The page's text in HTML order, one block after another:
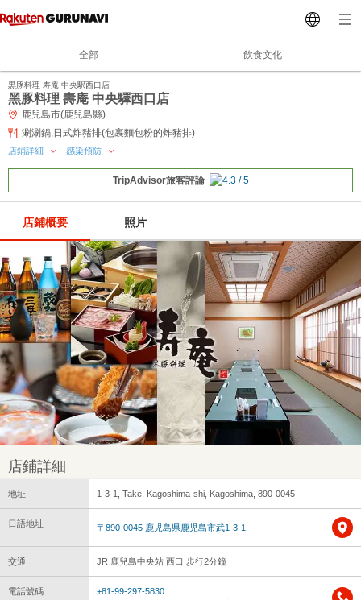
全部 飲食文化
黒豚料理 寿庵 中央駅西口店
黑豚料理 壽庵 中央驛西口店
鹿兒島市(鹿兒島縣)
涮涮鍋,日式炸豬排(包裹麵包粉的炸豬排)
店鋪詳細 感染預防
TripAdvisor旅客評論
店鋪概要 照片
店鋪詳細
地址 1-3-1, Take, Kagoshima-shi, Kagoshima, 890-0045
日語地址 〒890-0045 鹿児島県鹿児島市武1-3-1
交通 JR 鹿兒島中央站 西口 步行2分鐘
電話號碼
+81-99-297-5830